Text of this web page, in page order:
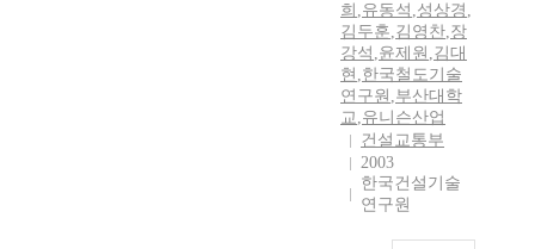
희 ,유동석 ,성상경 ,
김두훈,김영찬,장
강석 ,윤제원 ,김대
현 ,한국철도기술
연구원 ,부산대학
교,유니슨산업
건설교통부
2003
한국건설기술
연구원